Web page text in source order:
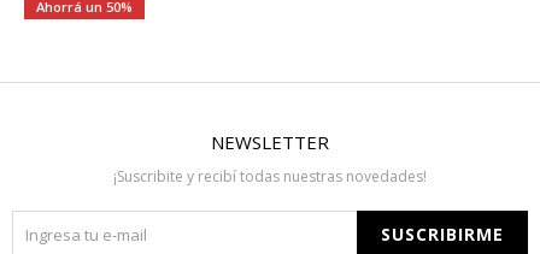
50
NEWSLETTER
¡Suscribite y recibí todas nuestras novedades!
SUSCRIBIRME